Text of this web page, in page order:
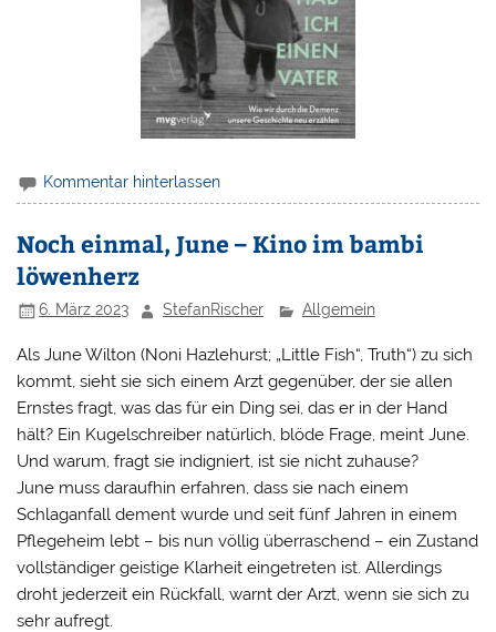
Kommentar hinterlassen
Noch einmal, June – Kino im bambi
löwenherz
6. März 2023 StefanRischer Allgemein
Als June Wilton (Noni Hazlehurst; „Little Fish“, Truth“) zu sich
kommt, sieht sie sich einem Arzt gegenüber, der sie allen
Ernstes fragt, was das für ein Ding sei, das er in der Hand
hält? Ein Kugelschreiber natürlich, blöde Frage, meint June.
Und warum, fragt sie indigniert, ist sie nicht zuhause?
June muss daraufhin erfahren, dass sie nach einem
Schlaganfall dement wurde und seit fünf Jahren in einem
Pflegeheim lebt – bis nun völlig überraschend – ein Zustand
vollständiger geistige Klarheit eingetreten ist. Allerdings
droht jederzeit ein Rückfall, warnt der Arzt, wenn sie sich zu
sehr aufregt.